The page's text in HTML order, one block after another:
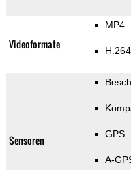
Videoformate
MP4
H.264
Sensoren GPS
A-